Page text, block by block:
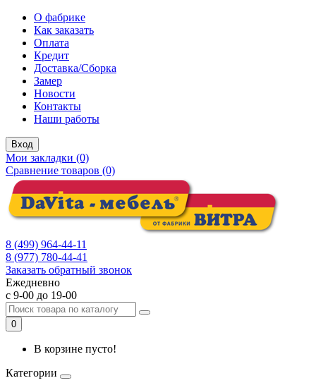
О фабрике
Как заказать
Оплата
Кредит
Доставка/Сборка
Замер
Новости
Контакты
Наши работы
Вход
Мои закладки (0)
Сравнение товаров (0)
8 (499) 964-44-11
8 (977) 780-44-41
Заказать обратный звонок
Ежедневно
с 9-00 до 19-00
0
В корзине пусто!
Категории